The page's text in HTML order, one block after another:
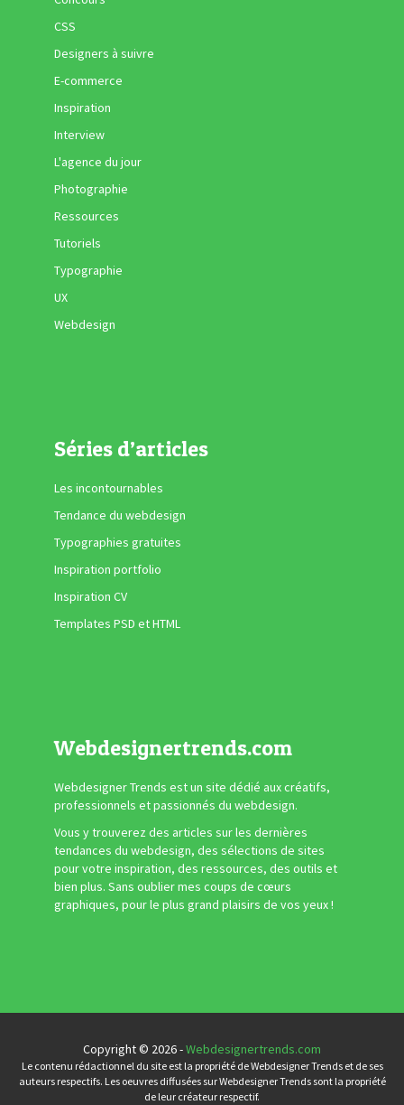
CSS
Designers à suivre
E-commerce
Inspiration
Interview
L'agence du jour
Photographie
Ressources
Tutoriels
Typographie
UX
Webdesign
Séries d’articles
Les incontournables
Tendance du webdesign
Typographies gratuites
Inspiration portfolio
Inspiration CV
Templates PSD et HTML
Webdesignertrends.com
Webdesigner Trends est un site dédié aux créatifs,
professionnels et passionnés du webdesign.
Vous y trouverez des articles sur les dernières
tendances du webdesign, des sélections de sites
pour votre inspiration, des ressources, des outils et
bien plus. Sans oublier mes coups de cœurs
graphiques, pour le plus grand plaisirs de vos yeux !
Copyright © 2026 -Webdesignertrends.com
Le contenu rédactionnel du site est la propriété de Webdesigner Trends et de ses
auteurs respectifs. Les oeuvres diffusées sur Webdesigner Trends sont la propriété
de leur créateur respectif.